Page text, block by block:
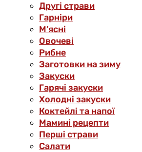
Другі страви
Гарніри
М’ясні
Овочеві
Рибне
Заготовки на зиму
Закуски
Гарячі закуски
Холодні закуски
Коктейлі та напої
Мамині рецепти
Перші страви
Салати